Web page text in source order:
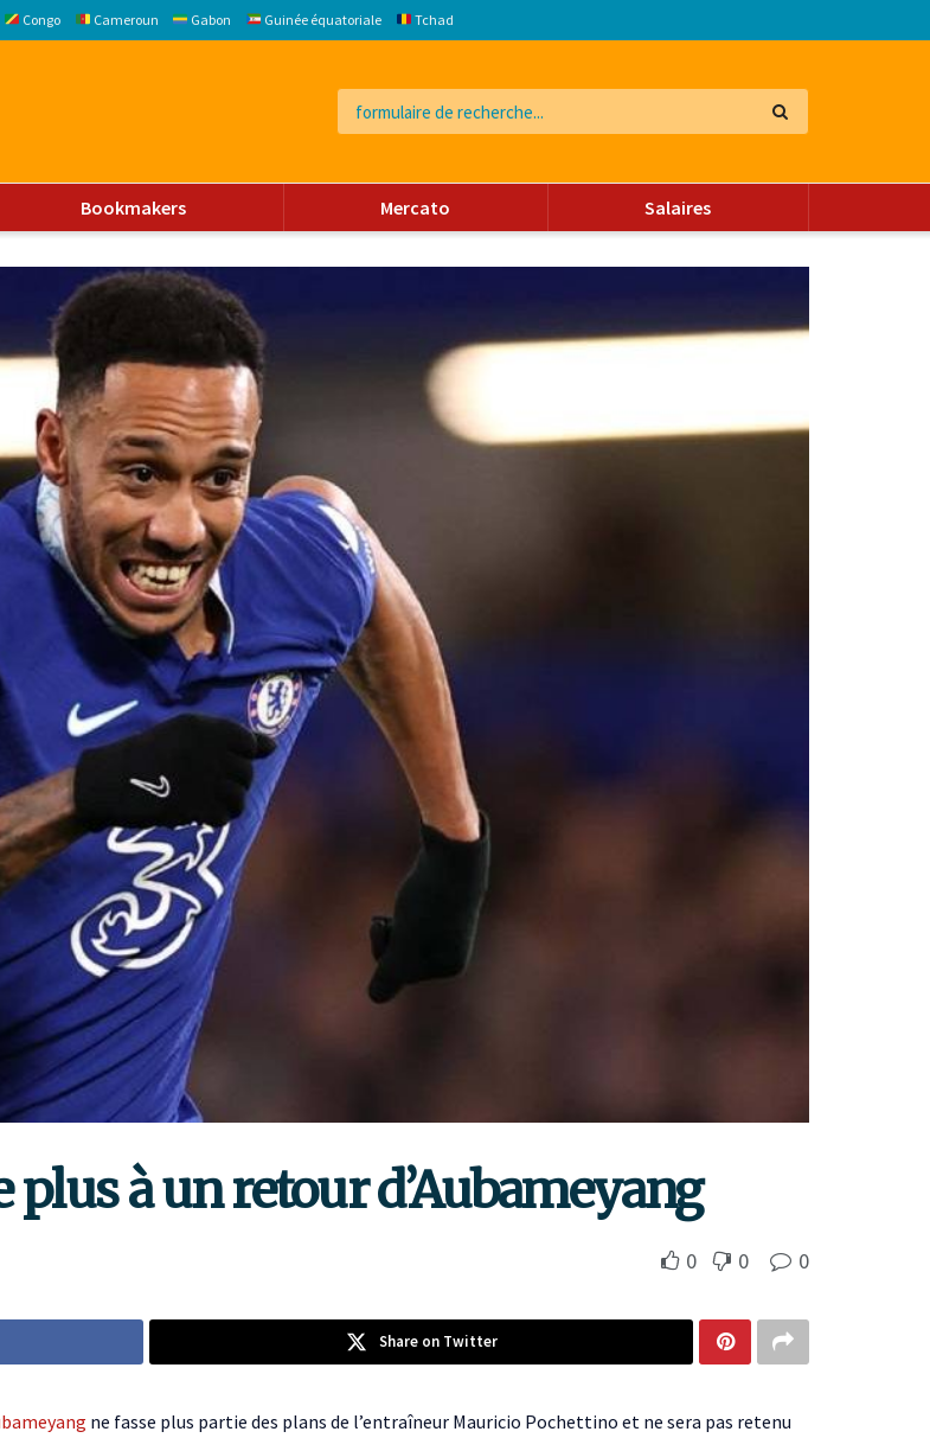
Congo Cameroun Gabon Guinée équatoriale Tchad
Bookmakers Mercato Salaires
plus à un retour d’Aubameyang
0 0 0
Share on Twitter
ne fasse plus partie des plans de l’entraîneur Mauricio Pochettino et ne sera pas retenu